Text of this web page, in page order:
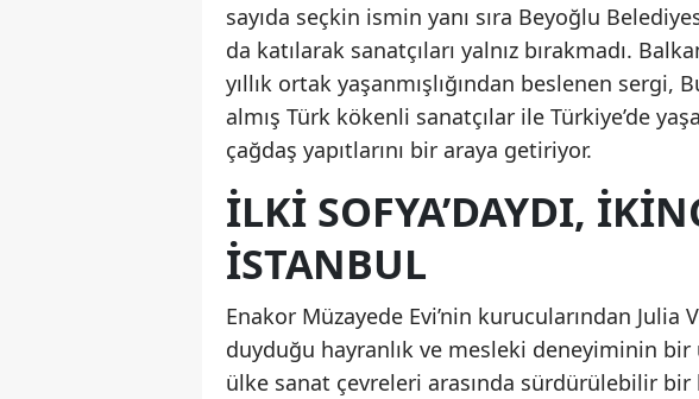
sayıda seçkin ismin yanı sıra Beyoğlu
da katılarak sanatçıları yalnız bırakmadı.
yıllık ortak yaşanmışlığından beslenen sergi,
almış Türk kökenli sanatçılar ile Türkiye’de
çağdaş yapıtlarını bir araya getiriyor.
İLKİ SOFYA’DAYDI,
İSTANBUL
Enakor Müzayede Evi’nin kurucularından Julia
duyduğu hayranlık ve mesleki deneyiminin
ülke sanat çevreleri arasında sürdürülebilir